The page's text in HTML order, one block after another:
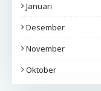
Januari
Desember
November
Oktober